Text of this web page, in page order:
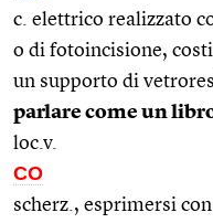
c. elettrico realizzato
o di fotoincisione,
un supporto di
parlare come un
loc.v.
CO
scherz., esprimersi